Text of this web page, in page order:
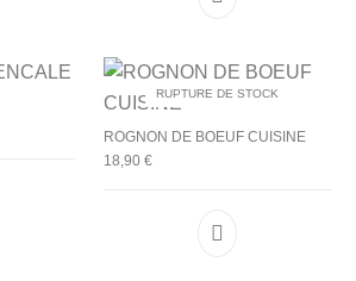
RUPTURE DE STOCK
ROGNON DE BOEUF CUISINE
18,90 €